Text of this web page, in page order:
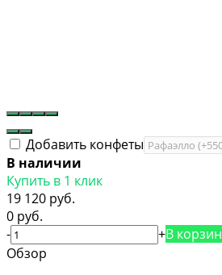
Добавить конфеты
В наличии
Купить в 1 клик
19 120 руб.
0 руб.
-
+В
Обзор